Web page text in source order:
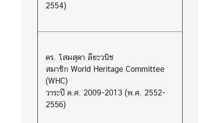
2554)
ดร. โสมสุดา ลียะวนิช
สมาชิก World Heritage Committee
(WHC)
วาระปี ค.ศ. 2009-2013 (พ.ศ. 2552-
2556)